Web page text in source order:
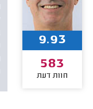
9.93
583
חוות דעת